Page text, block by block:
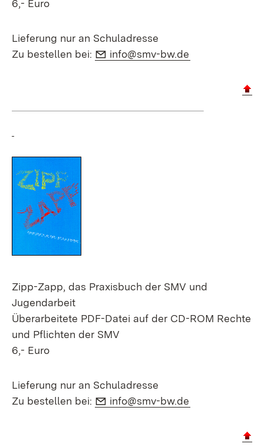
6,- Euro
Lieferung nur an Schuladresse
Zu bestellen bei:
E-Mail:
info@smv-bw.de
Zipp-Zapp, das Praxisbuch der SMV und
Jugendarbeit
Überarbeitete PDF-Datei auf der CD-ROM Rechte
und Pflichten der SMV
6,- Euro
Lieferung nur an Schuladresse
Zu bestellen bei:
E-Mail:
info@smv-bw.de